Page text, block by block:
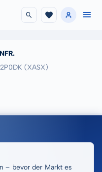
(XASX)
– bevor der Markt es